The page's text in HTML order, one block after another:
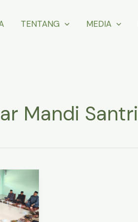
TENTANG MEDIA
Mandi Santri